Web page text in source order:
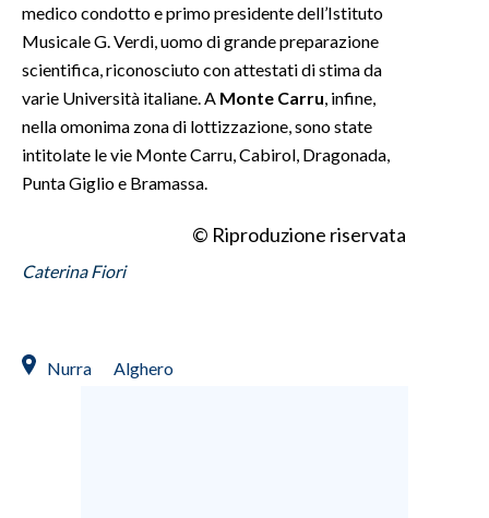
ABBONATI
ANNUNCI
NECROLOGI
PUBBLICITÀ
STORE
medico condotto e primo presidente dell’Istituto
Musicale G. Verdi, uomo di grande preparazione
scientifica, riconosciuto con attestati di stima da
varie Università italiane. A Monte Carru , infine,
nella omonima zona di lottizzazione, sono state
intitolate le vie Monte Carru, Cabirol, Dragonada,
Punta Giglio e Bramassa.
© Riproduzione riservata
Caterina Fiori
Nurra Alghero